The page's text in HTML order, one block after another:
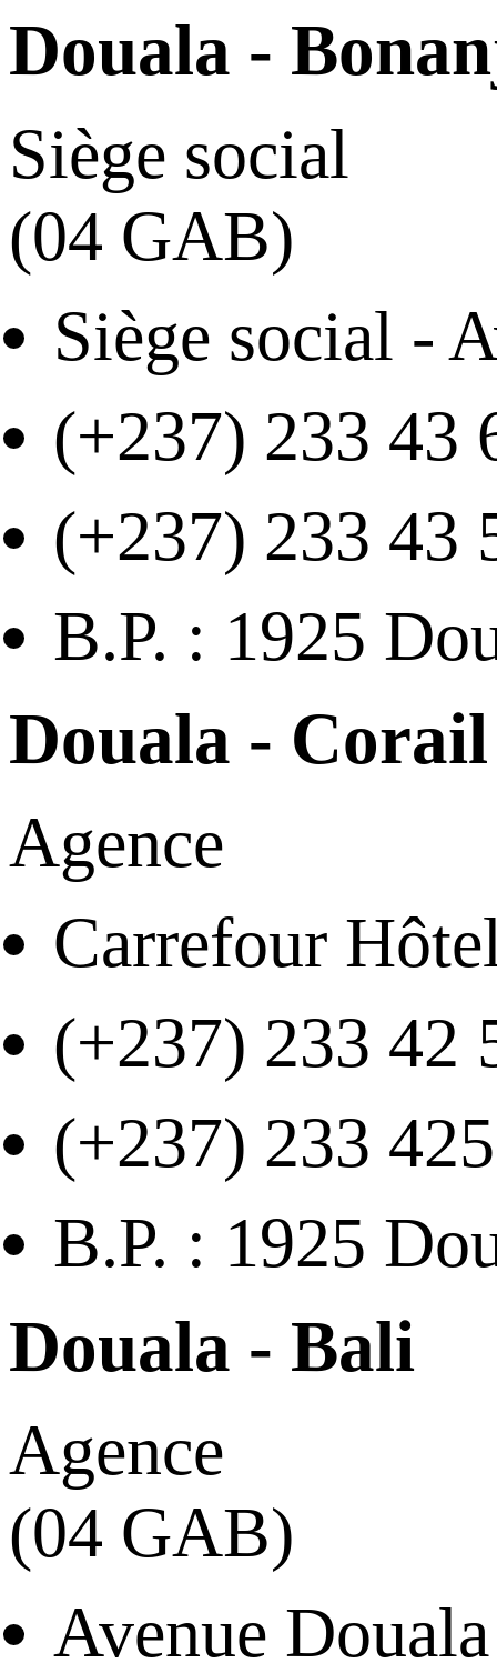
Douala -
Siège social
(04 GAB)
Siège social -
(+237) 233 43
(+237) 233 43
B.P. : 1925
Douala - Corail
Agence
Carrefour
(+237) 233 42
(+237) 233
B.P. : 1925
Douala - Bali
Agence
(04 GAB)
Avenue